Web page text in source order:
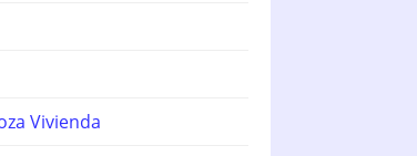
Vivienda